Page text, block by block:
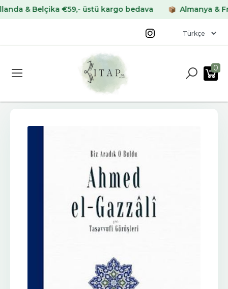
& Belçika €59,- üstü kargo bedava Almanya &
0